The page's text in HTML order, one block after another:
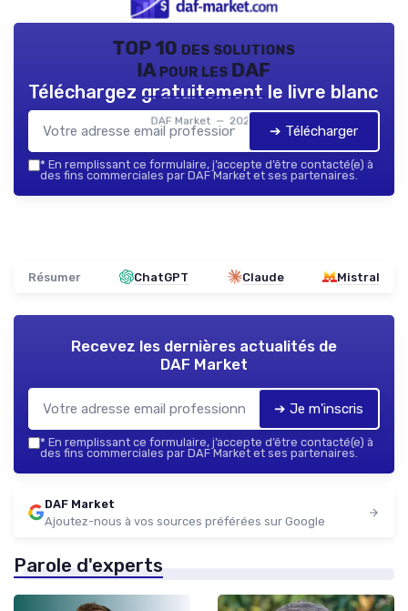
TOP 10 des solutions
IA pour les DAF
DAF Market — 2026
Téléchargez gratuitement le livre blanc
➔ Télécharger
* En remplissant ce formulaire, j’accepte d’être contacté(e) à
des fins commerciales par DAF Market et ses partenaires.
Résumer ChatGPT Claude Mistral
Recevez les dernières actualités de
DAF Market
➔ Je m'inscris
* En remplissant ce formulaire, j’accepte d’être contacté(e) à
des fins commerciales par DAF Market et ses partenaires.
DAF Market
Ajoutez-nous à vos sources préférées sur Google
Parole d'experts